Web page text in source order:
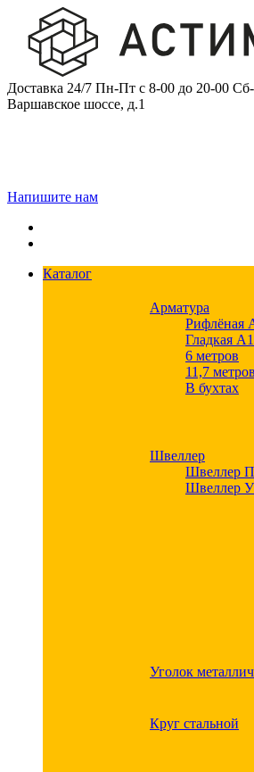
content
Доставка 24/7 Пн-Пт с 8-00 до 20-00
Варшавское шоссе, д.1
Напишите нам
Каталог
Арматура
Рифлёная
Гладкая А1
6 метров
11,7 метров
В бухтах
Швеллер
Швеллер
Швеллер У
Уголок
Круг стальной